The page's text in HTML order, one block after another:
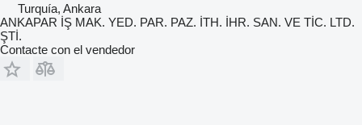
Turquía, Ankara
ANKAPAR İŞ MAK. YED. PAR. PAZ. İTH. İHR. SAN. VE TİC. LTD.
ŞTİ.
Contacte con el vendedor